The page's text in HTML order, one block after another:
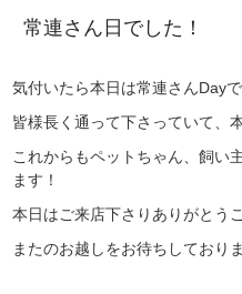
常連さん日でした！
気付いたら本日は常連さんDay
皆様長く通って下さっていて、
これからもペットちゃん、飼い
ます！
本日はご来店下さりありがとう
またのお越しをお待ちしており